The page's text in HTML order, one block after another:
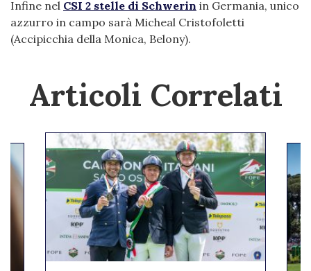
Infine nel CSI 2 stelle di Schwerin in Germania, unico
azzurro in campo sarà Micheal Cristofoletti
(Accipicchia della Monica, Belony).
Articoli Correlati